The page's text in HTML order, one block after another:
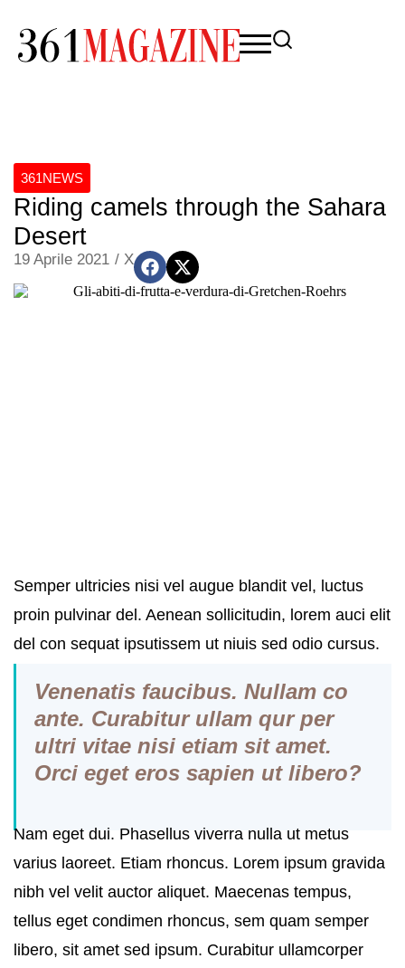
361NEWS
Riding camels through the Sahara
Desert
19 Aprile 2021 / X
Semper ultricies nisi vel augue blandit vel, luctus
proin pulvinar del. Aenean sollicitudin, lorem auci elit
del con sequat ipsutissem ut niuis sed odio cursus.
Venenatis faucibus. Nullam co
ante. Curabiturullam qur per
ultri vitae nisi etiam sit amet.
Orci eget eros sapien ut libero?
Nam eget dui. Phasellus viverra nulla ut metus
varius laoreet. Etiam rhoncus. Lorem ipsum gravida
nibh vel velit auctor aliquet. Maecenas tempus,
tellus eget condimen rhoncus, sem quam semper
libero, sit amet sed ipsum. Curabitur ullamcorper